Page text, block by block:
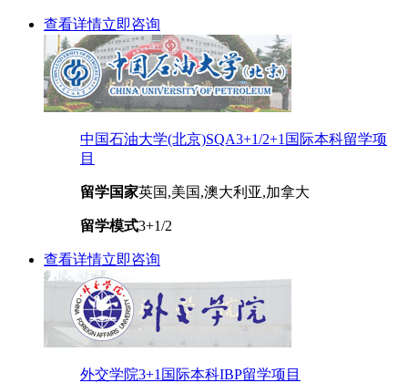
查看详情立即咨询
中国石油大学(北京)SQA3+1/2+1国际本科留学项
目
留学国家英国,美国,澳大利亚,加拿大
留学模式3+1/2
查看详情立即咨询
外交学院3+1国际本科IBP留学项目